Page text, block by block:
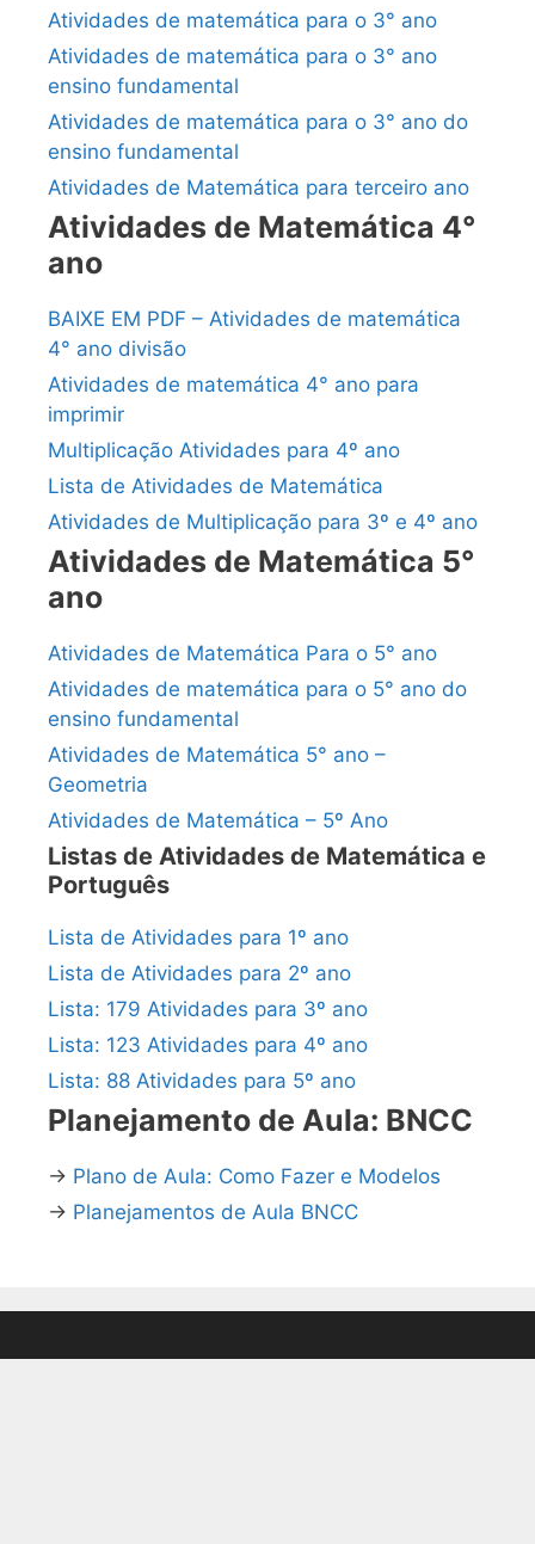
Atividades de matemática para o 3° ano
Atividades de matemática para o 3° ano
ensino fundamental
Atividades de matemática para o 3° ano do
ensino fundamental
Atividades de Matemática para terceiro ano
Atividades de Matemática 4°
ano
BAIXE EM PDF – Atividades de matemática
4° ano divisão
Atividades de matemática 4° ano para
imprimir
Multiplicação Atividades para 4º ano
Lista de Atividades de Matemática
Atividades de Multiplicação para 3º e 4º ano
Atividades de Matemática 5°
ano
Atividades de Matemática Para o 5° ano
Atividades de matemática para o 5° ano do
ensino fundamental
Atividades de Matemática 5° ano –
Geometria
Atividades de Matemática – 5º Ano
Listas de Atividades de Matemática e
Português
Lista de Atividades para 1º ano
Lista de Atividades para 2º ano
Lista: 179 Atividades para 3º ano
Lista: 123 Atividades para 4º ano
Lista: 88 Atividades para 5º ano
Planejamento de Aula: BNCC
→ Plano de Aula: Como Fazer e Modelos
→ Planejamentos de Aula BNCC